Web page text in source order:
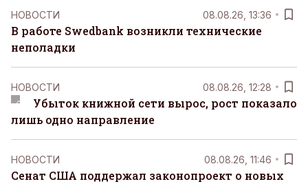
НОВОСТИ 08.08.26, 13:36
В работе Swedbank возникли технические
неполадки
НОВОСТИ 08.08.26, 12:28
Убыток книжной сети вырос, рост показало
лишь одно направление
НОВОСТИ 08.08.26, 11:46
Сенат США поддержал законопроект о новых